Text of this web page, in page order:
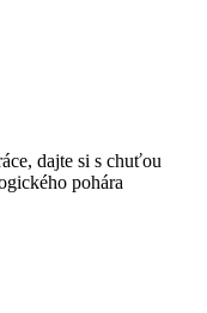
dajte si s chuťou
pohára